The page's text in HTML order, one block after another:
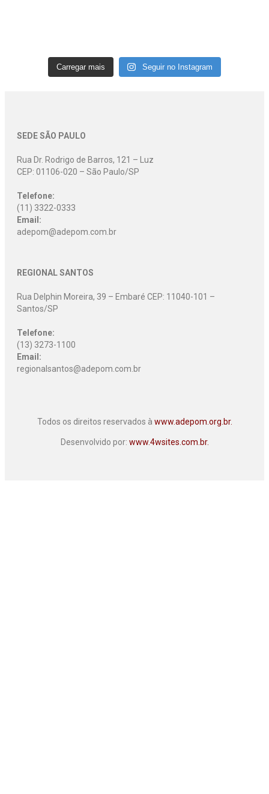
Carregar mais Seguir no Instagram
SEDE SÃO PAULO
Rua Dr. Rodrigo de Barros, 121 – Luz
CEP: 01106-020 – São Paulo/SP
Telefone:
(11) 3322-0333
Email:
adepom@adepom.com.br
REGIONAL SANTOS
Rua Delphin Moreira, 39 – Embaré CEP: 11040-101 –
Santos/SP
Telefone:
(13) 3273-1100
Email:
regionalsantos@adepom.com.br
Todos os direitos reservados à www.adepom.org.br.
Desenvolvido por: www.4wsites.com.br.